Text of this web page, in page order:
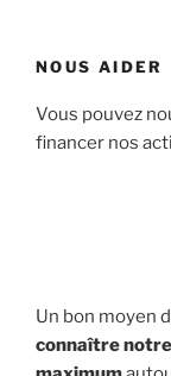
NOUS AIDER
Vous pouvez
financer nos
Un bon moyen
connaître